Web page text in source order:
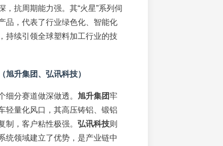
，抗周期能力强。其“火星”系列伺
品，代表了行业绿色化、智能化
持续引领全球塑料加工行业的技
旭升集团、弘讯科技）
细分赛道做深做透。 旭升集团牢
轻量化风口，其高压铸铝、锻铝
制，客户粘性极强。 弘讯科技则
统领域建立了优势，是产业链中